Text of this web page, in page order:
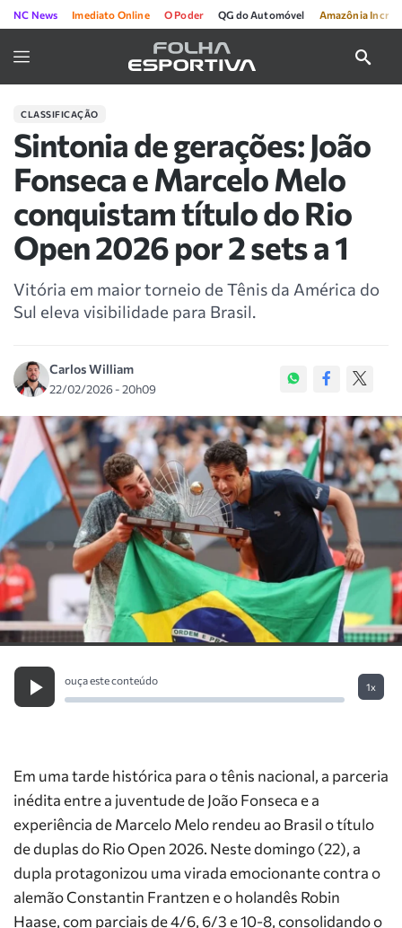
NC News Imediato Online O Poder QG do Automóvel Amazônia
CLASSIFICAÇÃO
Sintonia de gerações: João
Fonseca e Marcelo Melo
conquistam título do Rio
Open 2026 por 2 sets a 1
Vitória em maior torneio de Tênis da América do
Sul eleva visibilidade para Brasil.
Carlos William
22/02/2026 - 20h09
ouça este conteúdo
1x
Em uma tarde histórica para o tênis nacional, a parceria
inédita entre a juventude de João Fonseca e a
experiência de Marcelo Melo rendeu ao Brasil o título
de duplas do Rio Open 2026. Neste domingo (22), a
dupla protagonizou uma virada emocionante contra o
alemão Constantin Frantzen e o holandês Robin
Haase, com parciais de 4/6, 6/3 e 10-8, consolidando o